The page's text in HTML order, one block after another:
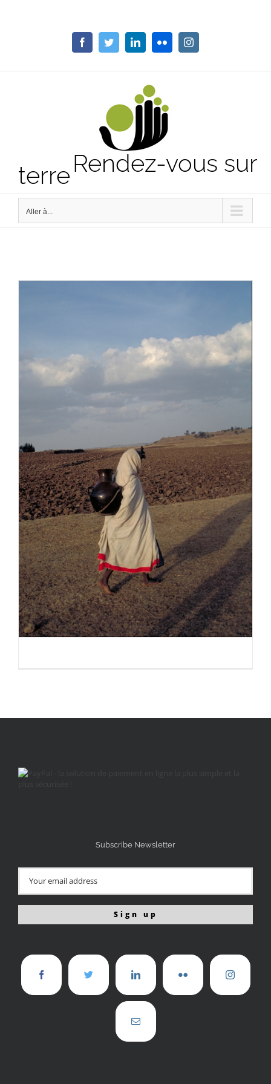
FacebookTwitterLinkedInFlickr Instagram
Rendez-vous sur
terre
Aller à...
Subscribe Newsletter